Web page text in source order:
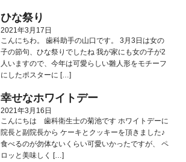
ひな祭り
2021年3月17日
こんにちわ。 歯科助手の山口です。 3月3日は女の
子の節句、ひな祭りでしたね 我が家にも女の子が2
人いますので、今年は可愛らしい雛人形をモチーフ
にしたポスターに […]
幸せなホワイトデー
2021年3月16日
こんにちは 歯科衛生士の菊池です ホワイトデーに
院長と副院長から ケーキとクッキーを頂きました♪
食べるのが勿体ないくらい可愛いかったですが、 ペ
ロッと美味しく […]